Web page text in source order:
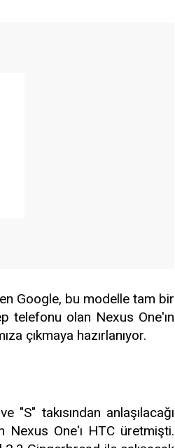
Google, bu modelle tam bir
telefonu olan Nexus One'ın
çıkmaya hazırlanıyor.
takısından anlaşılacağı
Nexus One'ı HTC üretmişti.